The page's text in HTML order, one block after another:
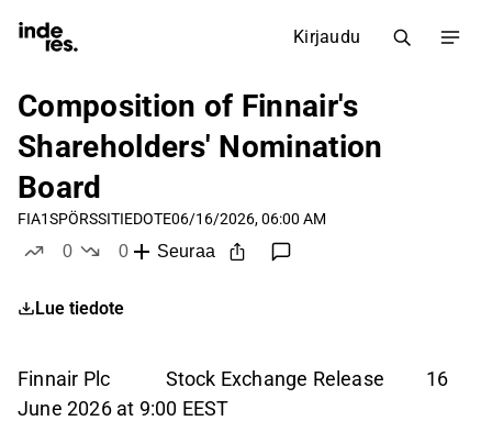
Kirjaudu
Composition of Finnair's
Shareholders' Nomination
Board
FIA1SPÖRSSITIEDOTE06/16/2026, 06:00 AM
0
0
Seuraa
Lue tiedote
Finnair Plc Stock Exchange Release
16
June 2026 at 9:00 EEST